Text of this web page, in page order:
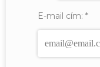
E-mail cím: *